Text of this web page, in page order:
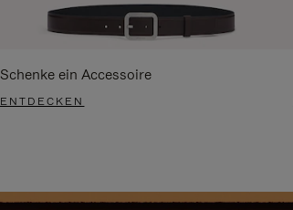
Schenke ein Accessoire
ENTDECKEN